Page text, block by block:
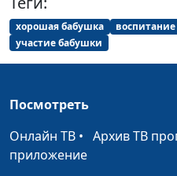
причины Ионы
хорошая бабушка
участие бабушки
Посмотреть
Онлайн ТВ • Архив ТВ
приложение